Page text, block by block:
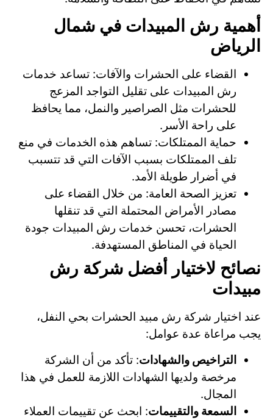
أهمية رش المبيدات في شمال
الرياض
القضاء على الحشرات والآفات: تساعد خدمات
رش المبيدات على تقليل التواجد المزعج
للحشرات مثل الصراصير والنمل، مما يحافظ
على راحة الأسر.
حماية الممتلكات: تساهم هذه الخدمات في منع
تلف الممتلكات بسبب الآفات التي قد تتسبب
في أضرار طويلة الأمد.
تعزيز الصحة العامة: من خلال القضاء على
مصادر الأمراض المحتملة التي قد تنقلها
الحشرات، تحسن خدمات رش المبيدات جودة
الحياة في المناطق المستهدفة.
نصائح لاختيار أفضل شركة رش
مبيدات
عند اختيار شركة رش مبيد الحشرات بحي النفل،
يجب مراعاة عدة عوامل:
التراخيص والشهادات: تأكد من أن الشركة
مرخصة ولديها الشهادات اللازمة للعمل في هذا
المجال.
السمعة والتقييمات: ابحث عن تقييمات العملاء